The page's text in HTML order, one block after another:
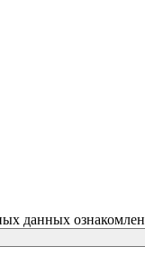
данных ознакомлен